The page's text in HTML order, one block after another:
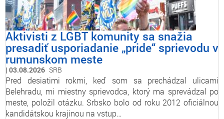
Aktivisti z LGBT komunity sa snažia
presadiť usporiadanie „pride“ sprievodu v
rumunskom meste
03.08.2026 SRB
Pred desiatimi rokmi, keď som sa prechádzal ulicami
Belehradu, mi miestny sprievodca, ktorý ma sprevádzal po
meste, položil otázku. Srbsko bolo od roku 2012 oficiálnou
kandidátskou krajinou na vstup…